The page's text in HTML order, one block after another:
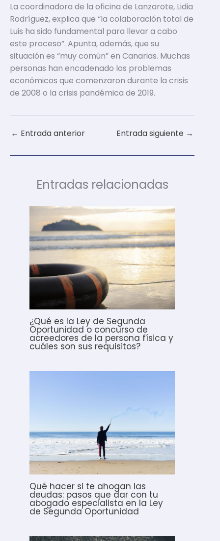
La coordinadora de la oficina de Lanzarote, Lidia
Rodríguez, explica que “la colaboración total de
Luis ha sido fundamental para llevar a cabo
este proceso”. Apunta, además, que su
situación es “muy común” en Canarias. Muchas
personas han encadenado los problemas
económicos que comenzaron durante la crisis
de 2008 o la crisis pandémica de 2019.
← Entrada anterior Entrada siguiente →
Entradas relacionadas
¿Qué es la Ley de Segunda
Oportunidad o concurso de
acreedores de la persona física y
cuáles son sus requisitos?
Qué hacer si te ahogan las
deudas: pasos que dar con tu
abogado especialista en la Ley
de Segunda Oportunidad